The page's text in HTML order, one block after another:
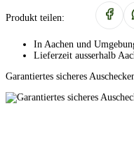
Produkt teilen:
In Aachen und
Lieferzeit ausserhalb
Garantiertes sicheres